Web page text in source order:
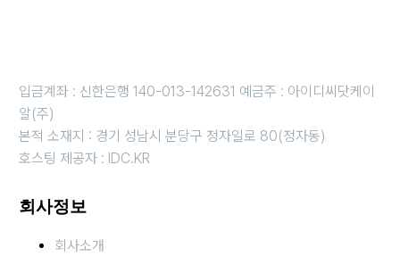
입금계좌 : 신한은행 140-013-142631 예금주 : 아이디씨닷케이
알(주)
본적 소재지 : 경기 성남시 분당구 정자일로 80(정자동)
호스팅 제공자 : IDC.KR
회사정보
회사소개